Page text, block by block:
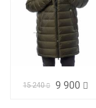
15 240 9 900